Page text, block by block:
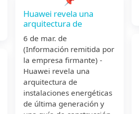
Huawei revela una
arquitectura de
6 de mar. de
(Información remitida por
la empresa firmante) -
Huawei revela una
arquitectura de
instalaciones energéticas
de última generación y